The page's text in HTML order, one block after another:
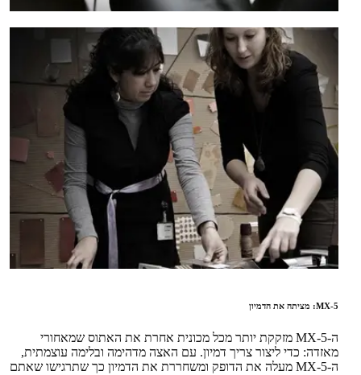
MX-5: מציתה את הדמיון
ה-MX-5 מזקקת יותר מכל מכונית אחרת את האתוס שמאחורי
מאזדה: כדי ליצור צריך דמיון. עם האצה מדהימה ובלימה עוצמתית,
ה-MX-5 מעלה את הדופק ומשחררת את הדמיון כך שתרגישו שאתם